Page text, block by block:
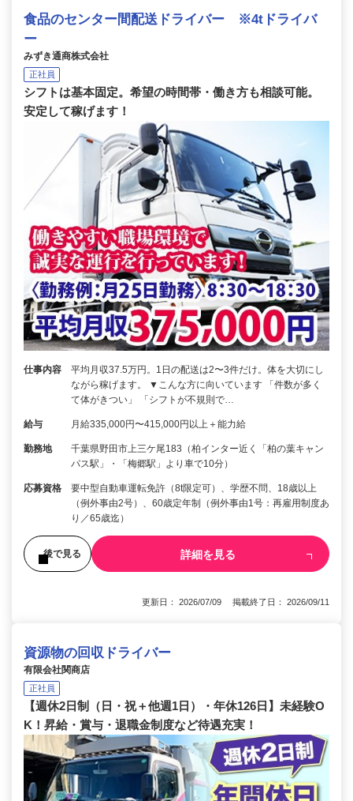
食品のセンター間配送ドライバー ※4tドライバ
ー
みずき通商株式会社
正社員
シフトは基本固定。希望の時間帯・働き方も相談可能。
安定して稼げます！
仕事内容
平均月収37.5万円。1日の配送は2〜3件だけ。体を大切にし
ながら稼げます。 ▼こんな方に向いています 「件数が多く
て体がきつい」 「シフトが不規則で…
給与 月給335,000円〜415,000円以上＋能力給
勤務地
千葉県野田市上三ケ尾183（柏インター近く「柏の葉キャン
パス駅」・「梅郷駅」より車で10分）
応募資格
要中型自動車運転免許（8t限定可）、学歴不問、18歳以上
（例外事由2号）、60歳定年制（例外事由1号：再雇用制度あ
り／65歳迄）
後で見る 詳細を見る
更新日： 2026/07/09 掲載終了日： 2026/09/11
資源物の回収ドライバー
有限会社関商店
正社員
【週休2日制（日・祝＋他週1日）・年休126日】未経験O
K！昇給・賞与・退職金制度など待遇充実！